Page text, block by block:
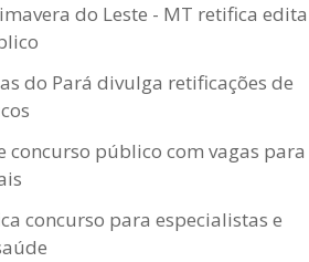
do Leste - MT retifica
do Pará divulga retificações de
concurso público com vagas para
concurso para especialistas e